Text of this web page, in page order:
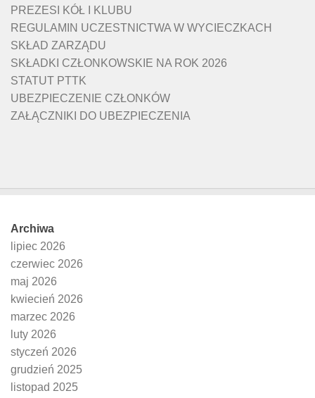
PREZESI KÓŁ I KLUBU
REGULAMIN UCZESTNICTWA W WYCIECZKACH
SKŁAD ZARZĄDU
SKŁADKI CZŁONKOWSKIE NA ROK 2026
STATUT PTTK
UBEZPIECZENIE CZŁONKÓW
ZAŁĄCZNIKI DO UBEZPIECZENIA
Archiwa
lipiec 2026
czerwiec 2026
maj 2026
kwiecień 2026
marzec 2026
luty 2026
styczeń 2026
grudzień 2025
listopad 2025